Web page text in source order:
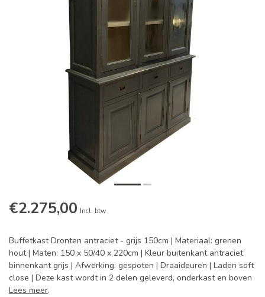
€2.275,00 Incl. btw
Buffetkast Dronten antraciet - grijs 150cm | Materiaal: grenen
hout | Maten: 150 x 50/40 x 220cm | Kleur buitenkant antraciet
binnenkant grijs | Afwerking: gespoten | Draaideuren | Laden soft
close | Deze kast wordt in 2 delen geleverd, onderkast en boven
Lees meer.